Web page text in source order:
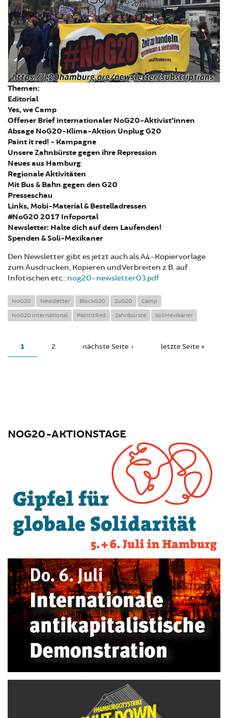
Themen:
Editorial
Yes, we Camp
Offener Brief internationaler NoG20-Aktivist*innen
Absage NoG20-Klima-Aktion Unplug G20
Paint it red! - Kampagne
Unsere Zahnbürste gegen ihre Repression
Neues aus Hamburg
Regionale Aktivitäten
Mit Bus & Bahn gegen den G20
Presseschau
Links, Mobi-Material & Bestelladressen
#NoG20 2017 Infoportal
Newsletter: Halte dich auf dem Laufenden!
Spenden & Soli-Mexikaner
Den Newsletter gibt es jetzt auch als A4-Kopiervorlage
zum Ausdrucken, Kopieren und Verbreiten z.B. auf
Infotischen etc.: nog20-newsletter03.pdf
NoG20 Newsletter BlockG20 ZuG20 Camp
NoG20 international PaintitRed Zahnbürste SoliMexikaner
PAGES
1 2 nächste Seite › letzte Seite »
NOG20-AKTIONSTAGE